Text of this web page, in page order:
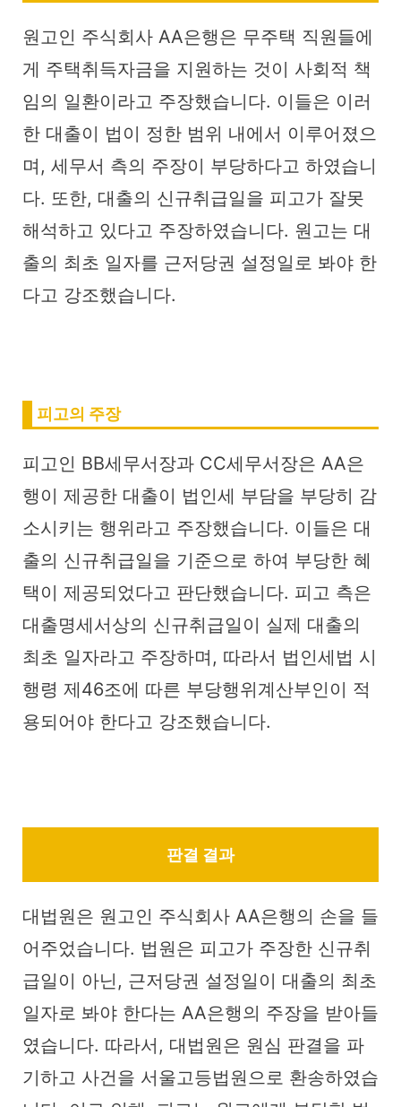
원고인 주식회사 AA은행은 무주택 직원들에
게 주택취득자금을 지원하는 것이 사회적 책
임의 일환이라고 주장했습니다. 이들은 이러
한 대출이 법이 정한 범위 내에서 이루어졌으
며, 세무서 측의 주장이 부당하다고 하였습니
다. 또한, 대출의 신규취급일을 피고가 잘못
해석하고 있다고 주장하였습니다. 원고는 대
출의 최초 일자를 근저당권 설정일로 봐야 한
다고 강조했습니다.
피고의 주장
피고인 BB세무서장과 CC세무서장은 AA은
행이 제공한 대출이 법인세 부담을 부당히 감
소시키는 행위라고 주장했습니다. 이들은 대
출의 신규취급일을 기준으로 하여 부당한 혜
택이 제공되었다고 판단했습니다. 피고 측은
대출명세서상의 신규취급일이 실제 대출의
최초 일자라고 주장하며, 따라서 법인세법 시
행령 제46조에 따른 부당행위계산부인이 적
용되어야 한다고 강조했습니다.
판결 결과
대법원은 원고인 주식회사 AA은행의 손을 들
어주었습니다. 법원은 피고가 주장한 신규취
급일이 아닌, 근저당권 설정일이 대출의 최초
일자로 봐야 한다는 AA은행의 주장을 받아들
였습니다. 따라서, 대법원은 원심 판결을 파
기하고 사건을 서울고등법원으로 환송하였습